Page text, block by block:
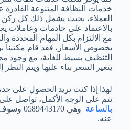
خدمات النظافة المتنوعة
العملاء، بحيث يشمل ذلك كل ركن
بالاعتماد على خادمات وعاملات
مع الالتزام بكل المهام المحددة
بخصوص الأسعار، فقد قام
التنظيف بسيط للغاية، مع وجود
يتغير السعر بناء عليها ويتم
لهذا إذا كنت تريد الحصول على
تتم على الوجه الأكمل، تواصل على
بالساعة
وهي
عنه.